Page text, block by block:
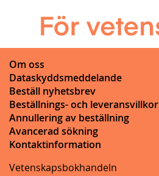
Om oss
Dataskyddsmeddelande
Beställ nyhetsbrev
Beställnings- och leveransvillkor
Annullering av beställning
Avancerad sökning
Kontaktinformation
Vetenskapsbokhandeln